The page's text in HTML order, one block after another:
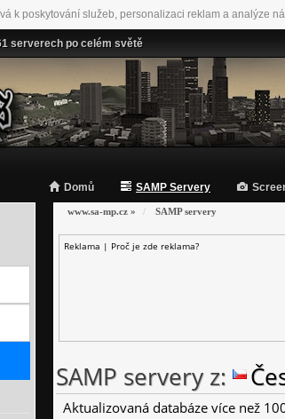
k poskytování služeb, personalizaci reklam a analýze
serverech po celém světě
Domů SAMP Servery
www.sa-mp.cz » SAMP servery
Reklama | Proč je zde reklama?
SAMP servery z:
Aktualizovaná databáze více než